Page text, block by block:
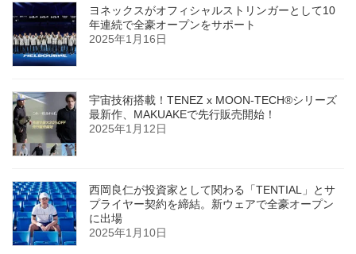
ヨネックスがオフィシャルストリンガーとして10
年連続で全豪オープンをサポート
2025年1月16日
宇宙技術搭載！TENEZ x MOON-TECH®シリーズ
最新作、MAKUAKEで先行販売開始！
2025年1月12日
西岡良仁が投資家として関わる「TENTIAL」とサ
プライヤー契約を締結。新ウェアで全豪オープン
に出場
2025年1月10日